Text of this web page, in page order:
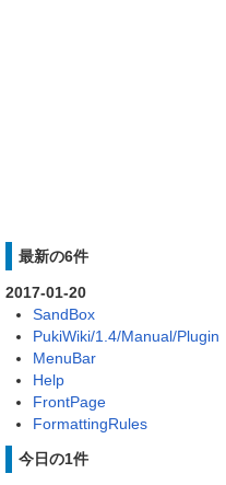
最新の6件
2017-01-20
SandBox
PukiWiki/1.4/Manual/Plugin
MenuBar
Help
FrontPage
FormattingRules
今日の1件